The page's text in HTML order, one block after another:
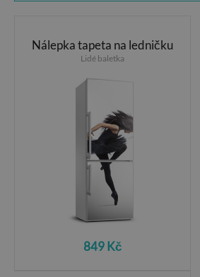
Nálepka tapeta na ledničku
Lidé baletka
849 Kč